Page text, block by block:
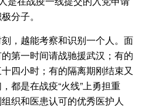
分子。
越能考察和识别一个人。面
第一时间请战驰援武汉；有的
四小时；有的隔离期刚结束又
是在战疫“火线”上勇担重
织和医患认可的优秀医护人